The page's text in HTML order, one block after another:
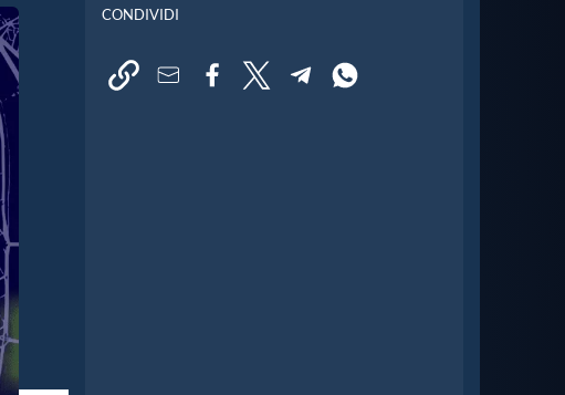
CONDIVIDI